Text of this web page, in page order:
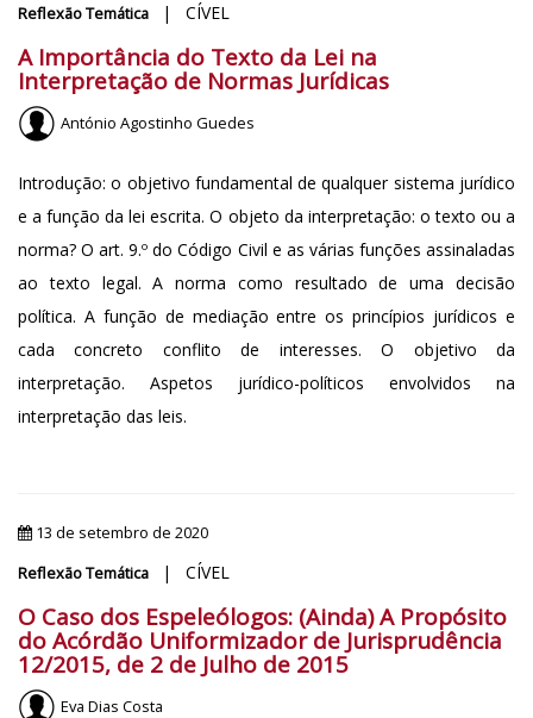
Reflexão Temática
| CÍVEL
A Importância do Texto da Lei na
Interpretação de Normas Jurídicas
António Agostinho Guedes
Introdução: o objetivo fundamental de qualquer sistema jurídico
e a função da lei escrita. O objeto da interpretação: o texto ou a
norma? O art. 9.º do Código Civil e as várias funções assinaladas
ao texto legal. A norma como resultado de uma decisão
política. A função de mediação entre os princípios jurídicos e
cada concreto conflito de interesses. O objetivo da
interpretação. Aspetos jurídico-políticos envolvidos na
interpretação das leis.
13 de setembro de 2020
Reflexão Temática
| CÍVEL
O Caso dos Espeleólogos: (Ainda) A Propósito
do Acórdão Uniformizador de Jurisprudência
12/2015, de 2 de Julho de 2015
Eva Dias Costa